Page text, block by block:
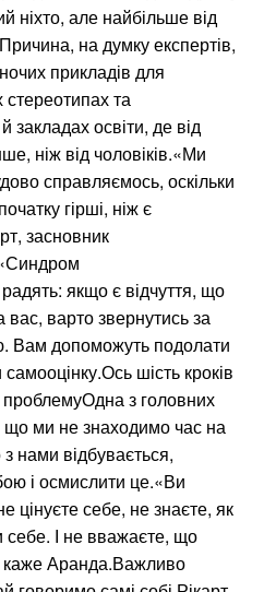
ніхто, але найбільше від
на думку експертів,
прикладів для
та
закладах освіти, де від
ніж від чоловіків.«Ми
справляємось, оскільки
гірші, ніж є
засновник
якщо є відчуття, що
варто звернутись за
Вам допоможуть подолати
шість кроків
проблемуОдна з головних
ми не знаходимо час на
нами відбувається,
і осмислити це.«Ви
цінуєте себе, не знаєте, як
себе. І не вважаєте, що
каже Аранда.Важливо